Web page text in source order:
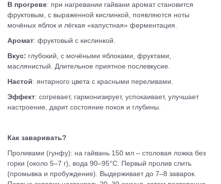
В прогреве: при нагревании гайвани аромат становится
фруктовым, с выраженной кислинкой, появляются ноты
мочёных яблок и лёгкая «капустная» ферментация.
Аромат: фруктовый с кислинкой.
Вкус: глубокий, с мочёными яблоками, фруктами,
маслянистый. Длительное приятное послевкусие.
Настой: янтарного цвета с красными переливами.
Эффект: согревает, гармонизирует, успокаивает, улучшает
настроение, дарит состояние покоя и глубины.
Как заваривать?
Проливами (гунфу): на гайвань 150 мл – столовая ложка без
горки (около 5–7 г), вода 90–95°C. Первый пролив слить
(промывка и пробуждение). Выдерживает до 7–8 заварок.